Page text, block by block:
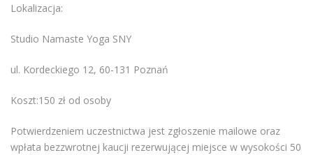
Lokalizacja:
Studio Namaste Yoga SNY
ul. Kordeckiego 12, 60-131 Poznań
Koszt:150 zł od osoby
Potwierdzeniem uczestnictwa jest zgłoszenie mailowe oraz
wpłata bezzwrotnej kaucji rezerwującej miejsce w wysokości 50